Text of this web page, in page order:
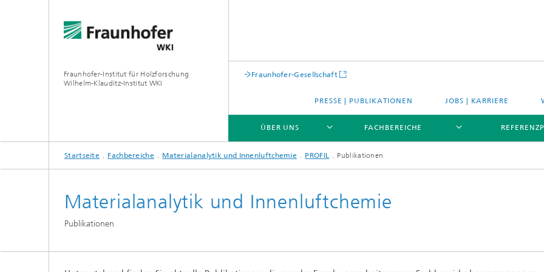
Fraunhofer-Institut für Holzforschung
Wilhelm-Klauditz-Institut WKI
Fraunhofer-Gesellschaft
PRESSE | PUBLIKATIONEN JOBS | KARRIERE
ÜBER UNS
ÜBER UNS
FACHBEREICHE
FACHBEREICHE
PROFIL
Startseite Fachbereiche Materialanalytik und Innenluftchemie PROFIL Publikationen
Materialanalytik und Innenluftchemie
Publikationen